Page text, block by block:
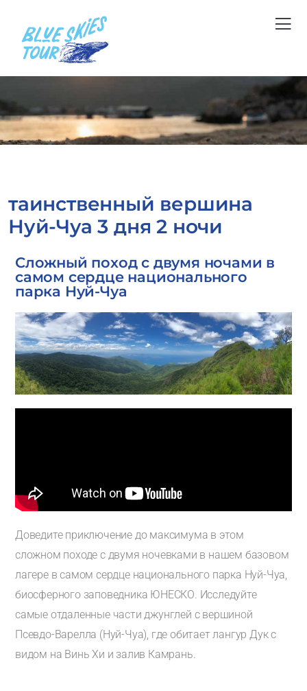
таинственный вершина
Нуй-Чуа 3 дня 2 ночи
Сложный поход с двумя ночами в
самом сердце национального
парка Нуй-Чуа
Доведите приключение до максимума в этом
сложном походе с двумя ночевками в нашем базовом
лагере в самом сердце национального парка Нуй-Чуа,
биосферного заповедника ЮНЕСКО. Исследуйте
самые отдаленные части джунглей с вершиной
Псевдо-Варелла (Нуй-Чуа), где обитает лангур Дук с
видом на Винь Хи и залив Камрань.